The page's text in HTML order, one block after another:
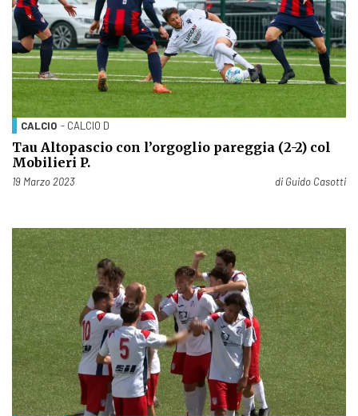
CALCIO - CALCIO D
Tau Altopascio con l’orgoglio pareggia (2-2) col
Mobilieri P.
Pubblicato il
19 Marzo 2023 di Guido Casotti